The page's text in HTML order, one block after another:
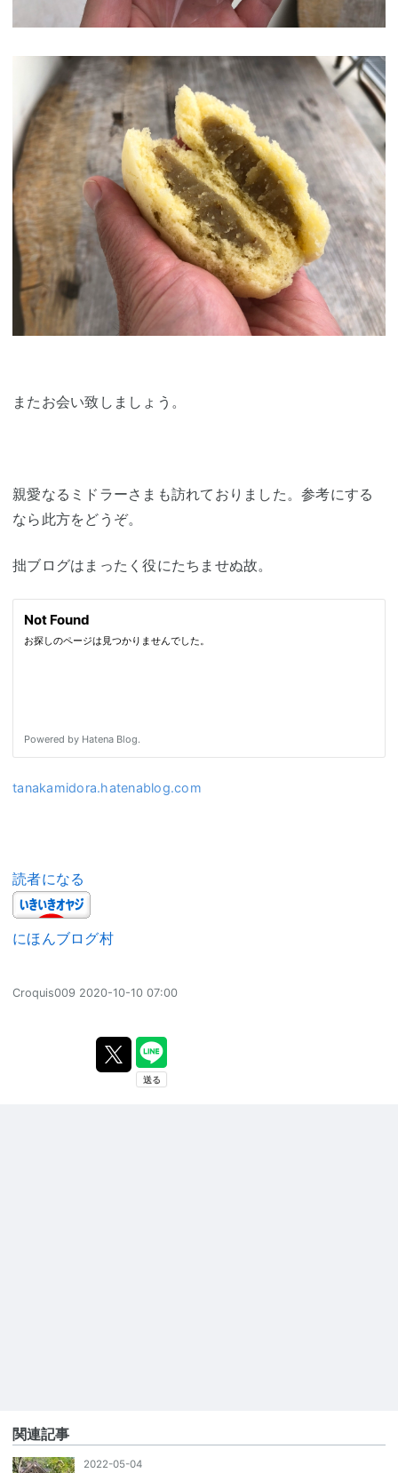
またお会い致しましょう。
親愛なるミドラーさまも訪れておりました。参考にする
なら此方をどうぞ。
拙ブログはまったく役にたちませぬ故。
tanakamidora.hatenablog.com
読者になる
にほんブログ村
Croquis009 2020-10-10 07:00
関連記事
2022-05-04